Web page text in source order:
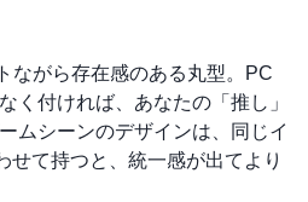
ながら存在感のある丸型。PC
く付ければ、あなたの「推し」
ムシーンのデザインは、同じイ
せて持つと、統一感が出てより